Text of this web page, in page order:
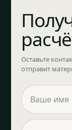
Оставьте
отправит